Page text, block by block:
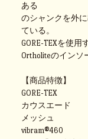
ある
のシャンクを外
ている。
GORE-TEXを使用
Ortholiteのインソ
【商品特徴】
GORE-TEX
カウスエード
メッシュ
vibram®460